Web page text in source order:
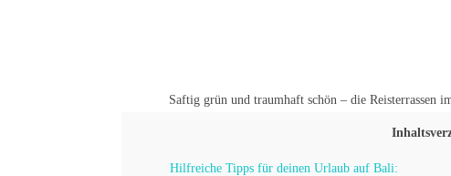
Saftig grün und traumhaft schön – die Reisterrassen
Hilfreiche Tipps für deinen Urlaub auf Bali: